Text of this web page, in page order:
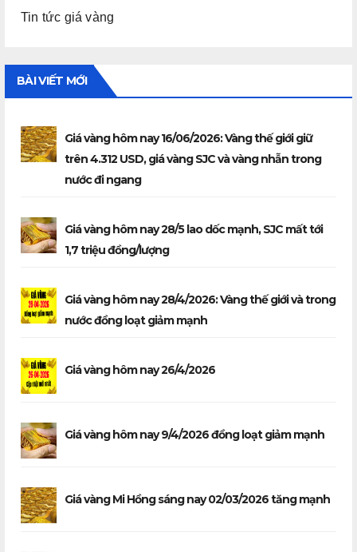
Tin tức giá vàng
BÀI VIẾT MỚI
Giá vàng hôm nay 16/06/2026: Vàng thế giới giữ
trên 4.312 USD, giá vàng SJC và vàng nhẫn trong
nước đi ngang
Giá vàng hôm nay 28/5 lao dốc mạnh, SJC mất tới
1,7 triệu đồng/lượng
Giá vàng hôm nay 28/4/2026: Vàng thế giới và trong
nước đồng loạt giảm mạnh
Giá vàng hôm nay 26/4/2026
Giá vàng hôm nay 9/4/2026 đồng loạt giảm mạnh
Giá vàng Mi Hồng sáng nay 02/03/2026 tăng mạnh